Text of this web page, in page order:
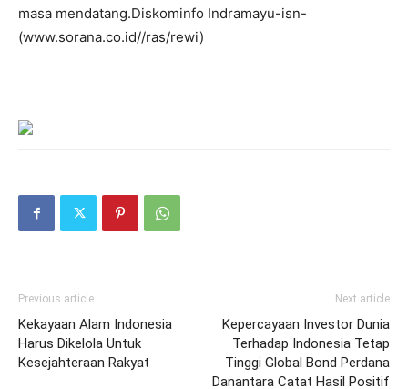
masa mendatang.Diskominfo Indramayu-isn-
(www.sorana.co.id//ras/rewi)
Previous article
Kekayaan Alam Indonesia
Harus Dikelola Untuk
Kesejahteraan Rakyat
Next article
Kepercayaan Investor Dunia
Terhadap Indonesia Tetap
Tinggi Global Bond Perdana
Danantara Catat Hasil Positif